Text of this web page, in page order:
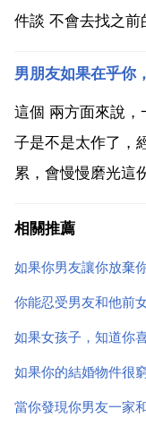
件談 不會去找之前
慫沒關係吧，就是
他是你的 會去找
這個 兩方面來說
子是不是太作了，
累，會慢慢磨光這
是平平淡淡細水長
天不聯絡你，不打
本沒放你心...
相關推薦
如果你的結婚物件很
當你發現你男友一家